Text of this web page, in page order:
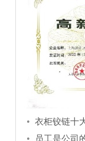
衣柜铰链十
员工是公司